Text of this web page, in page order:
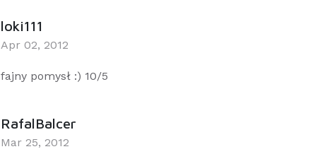
loki111
Apr 02, 2012
fajny pomysł :) 10/5
RafalBalcer
Mar 25, 2012